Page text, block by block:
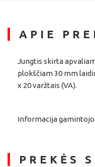
APIE
Jungtis skirta
plokščiam 30 mm
x 20 varžtais (VA).
Informacija gamintojo
PREKĖS